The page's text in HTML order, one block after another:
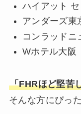
ハイアット
アンダーズ東
コンラッドニ
Wホテル大阪
「FHRほど堅苦
そんな方にぴっ